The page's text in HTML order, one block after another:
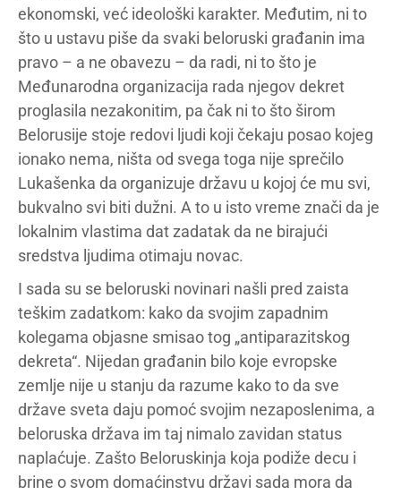
ekonomski, već ideološki karakter. Međutim, ni to
što u ustavu piše da svaki beloruski građanin ima
pravo – a ne obavezu – da radi, ni to što je
Međunarodna organizacija rada njegov dekret
proglasila nezakonitim, pa čak ni to što širom
Belorusije stoje redovi ljudi koji čekaju posao kojeg
ionako nema, ništa od svega toga nije sprečilo
Lukašenka da organizuje državu u kojoj će mu svi,
bukvalno svi biti dužni. A to u isto vreme znači da je
lokalnim vlastima dat zadatak da ne birajući
sredstva ljudima otimaju novac.
I sada su se beloruski novinari našli pred zaista
teškim zadatkom: kako da svojim zapadnim
kolegama objasne smisao tog „antiparazitskog
dekreta“. Nijedan građanin bilo koje evropske
zemlje nije u stanju da razume kako to da sve
države sveta daju pomoć svojim nezaposlenima, a
beloruska država im taj nimalo zavidan status
naplaćuje. Zašto Beloruskinja koja podiže decu i
brine o svom domaćinstvu državi sada mora da